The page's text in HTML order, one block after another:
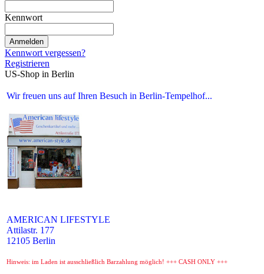
Kennwort
Anmelden
Kennwort vergessen?
Registrieren
US-Shop in Berlin
Wir freuen uns auf Ihren Besuch in Berlin-Tempelhof...
AMERICAN LIFESTYLE
Attilastr. 177
12105 Berlin
Hinweis: im Laden ist ausschließlich Barzahlung möglich! +++ CASH ONLY +++